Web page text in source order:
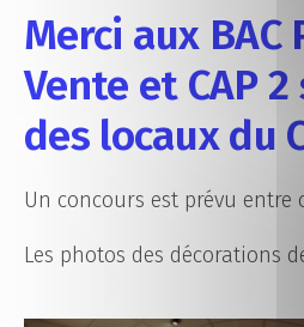
Merci aux BAC
Vente et CAP
des locaux du
Un concours est prévu
Les photos des décorations